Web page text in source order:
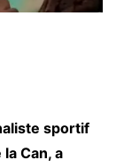
sportif
Can, a